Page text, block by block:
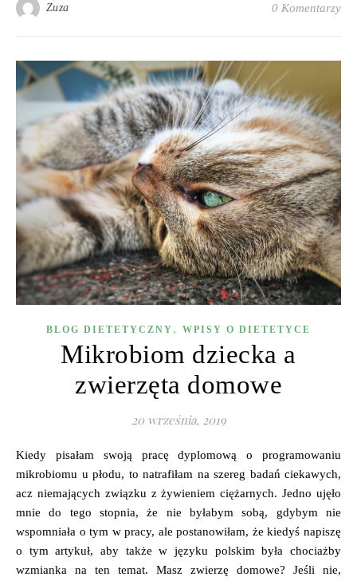
Zuza 0 Komentarzy
BLOG DIETETYCZNY , WPISY O DIETETYCE
Mikrobiom dziecka a
zwierzęta domowe
20 września, 2019
Kiedy pisałam swoją pracę dyplomową o programowaniu
mikrobiomu u płodu, to natrafiłam na szereg badań ciekawych,
acz niemających związku z żywieniem ciężarnych. Jedno ujęło
mnie do tego stopnia, że nie byłabym sobą, gdybym nie
wspomniała o tym w pracy, ale postanowiłam, że kiedyś napiszę
o tym artykuł, aby także w języku polskim była chociażby
wzmianka na ten temat. Masz zwierzę domowe? Jeśli nie,